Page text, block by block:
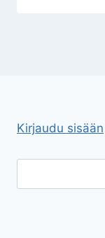
Kirjaudu sisään